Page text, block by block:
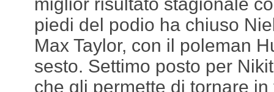
miglior risultato stagionale
piedi del podio ha chiuso
Max Taylor, con il poleman
sesto. Settimo posto per
che gli permette di tornare